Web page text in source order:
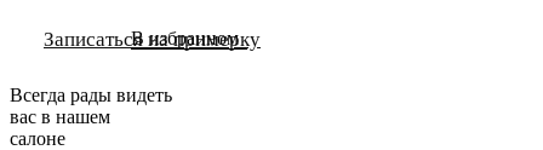
В избранном
Записаться на примерку
Всегда рады видеть
вас в нашем
салоне